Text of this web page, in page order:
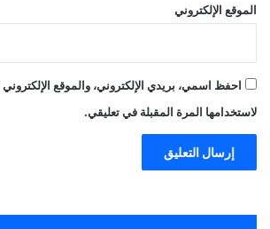
الموقع الإلكتروني
احفظ اسمي، بريدي الإلكتروني، والموقع
لاستخدامها المرة المقبلة في تعليقي.